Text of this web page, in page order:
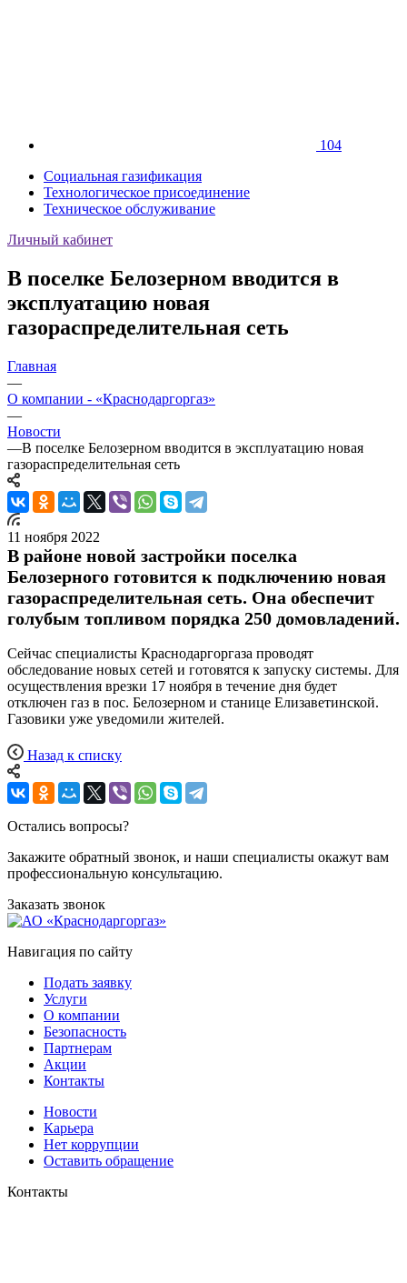
104
Социальная газификация
Технологическое присоединение
Техническое обслуживание
Личный кабинет
В поселке Белозерном вводится в
эксплуатацию новая
газораспределительная сеть
Главная
—
О компании - «Краснодаргоргаз»
—
Новости
—В поселке Белозерном вводится в эксплуатацию новая
газораспределительная сеть
11 ноября 2022
В районе новой застройки поселка
Белозерного готовится к подключению новая
газораспределительная сеть. Она обеспечит
голубым топливом порядка 250 домовладений.
Сейчас специалисты Краснодаргоргаза проводят
обследование новых сетей и готовятся к запуску системы. Для
осуществления врезки 17 ноября в течение дня будет
отключен газ в пос. Белозерном и станице Елизаветинской.
Газовики уже уведомили жителей.
Назад к списку
Остались вопросы?
Закажите обратный звонок, и наши специалисты окажут вам
профессиональную консультацию.
Заказать звонок
Навигация по сайту
Подать заявку
Услуги
О компании
Безопасность
Партнерам
Акции
Контакты
Новости
Карьера
Нет коррупции
Оставить обращение
Контакты